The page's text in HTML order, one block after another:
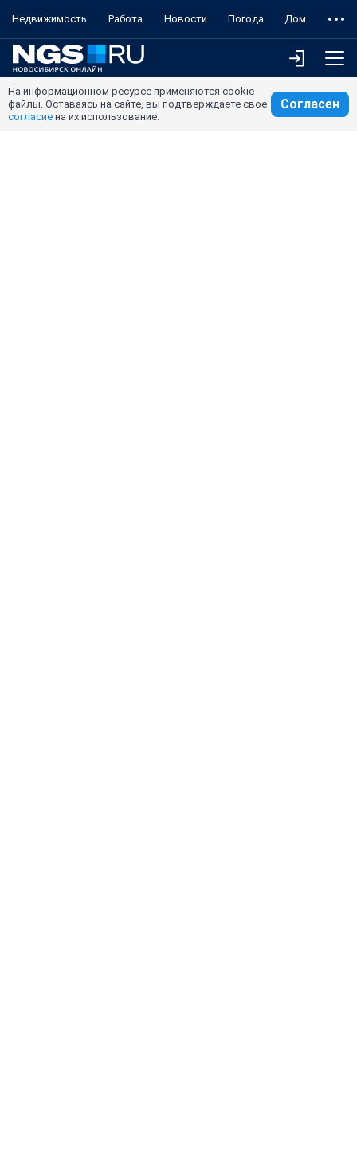
Недвижимость Работа Новости Погода Дом
На информационном ресурсе применяются cookie-
файлы. Оставаясь на сайте, вы подтверждаете свое
согласие на их использование.
Согласен